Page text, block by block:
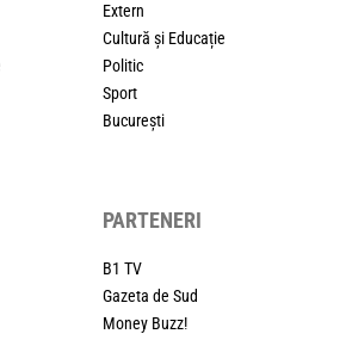
Extern
Cultură și Educație
Politic
Sport
București
PARTENERI
B1 TV
Gazeta de Sud
Money Buzz!